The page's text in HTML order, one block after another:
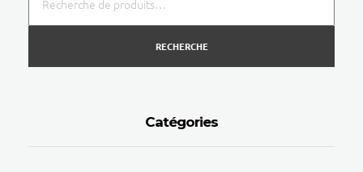
RECHERCHE
Catégories